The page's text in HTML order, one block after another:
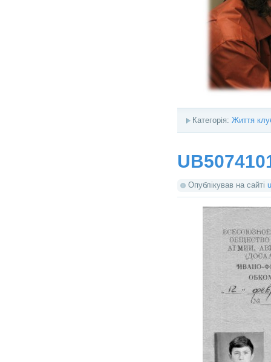
Категорія: Життя
Опублікував на сайті